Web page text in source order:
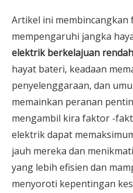
Artikel ini
mempengaruhi jangka
elektrik berkelajuan rendah
hayat bateri, keadaan
penyelenggaraan, dan
memainkan peranan
mengambil kira faktor -
elektrik dapat
jauh mereka dan
yang lebih efisien dan
menyoroti kepentingan